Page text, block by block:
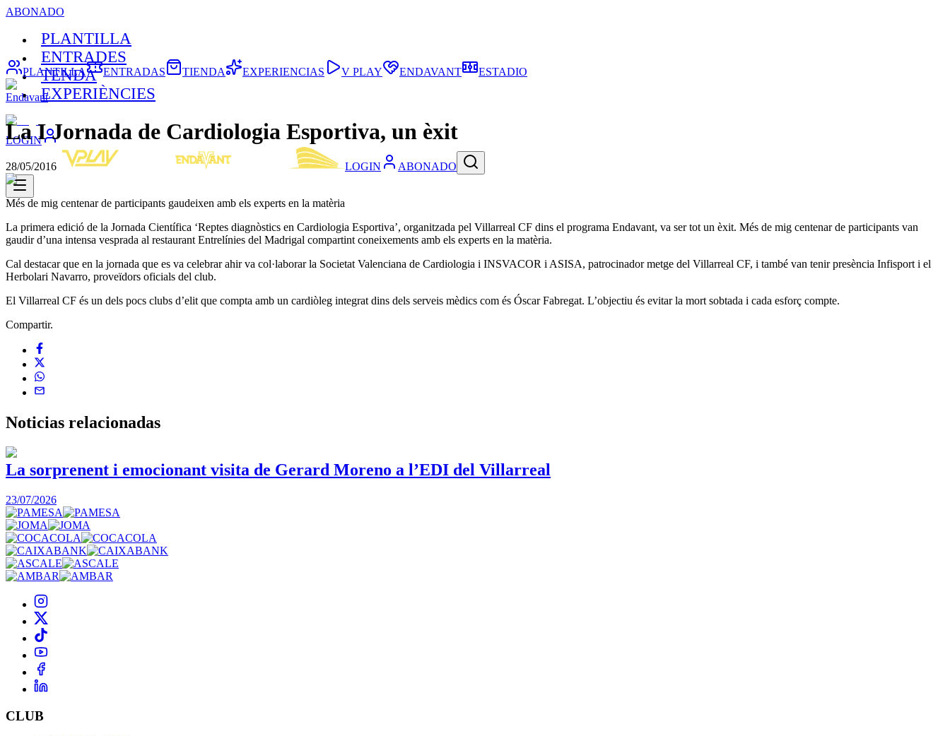
ABONADO
PLANTILLA
ENTRADES
TENDA
EXPERIÈNCIES
LOGIN
LOGIN ABONADO
PLANTILLA ENTRADAS TIENDA EXPERIENCIAS V PLAY ENDAVANT ESTADIO
Endavant
La I Jornada de Cardiologia Esportiva, un èxit
28/05/2016
Més de mig centenar de participants gaudeixen amb els experts en la matèria
La primera edició de la Jornada Científica ‘Reptes diagnòstics en Cardiologia Esportiva’, organitzada pel Villarreal CF dins el programa Endavant, va ser tot un èxit. Més de mig centenar de participants van
gaudir d’una intensa vesprada al restaurant Entrelínies del Madrigal compartint coneixements amb els experts en la matèria.
Cal destacar que en la jornada que es va celebrar ahir va col·laborar la Societat Valenciana de Cardiologia i INSVACOR i ASISA, patrocinador metge del Villarreal CF, i també van tenir presència Infisport i el
Herbolari Navarro, proveïdors oficials del club.
El Villarreal CF és un dels pocs clubs d’elit que compta amb un cardiòleg integrat dins dels serveis mèdics com és Óscar Fabregat. L’objectiu és evitar la mort sobtada i cada esforç compte.
Compartir.
Noticias relacionadas
La sorprenent i emocionant visita de Gerard Moreno a l’EDI del Villarreal
23/07/2026
CLUB